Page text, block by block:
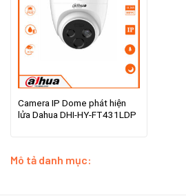
Camera IP Dome phát hiện
lửa Dahua DHI-HY-FT431LDP
Mô tả danh mục: